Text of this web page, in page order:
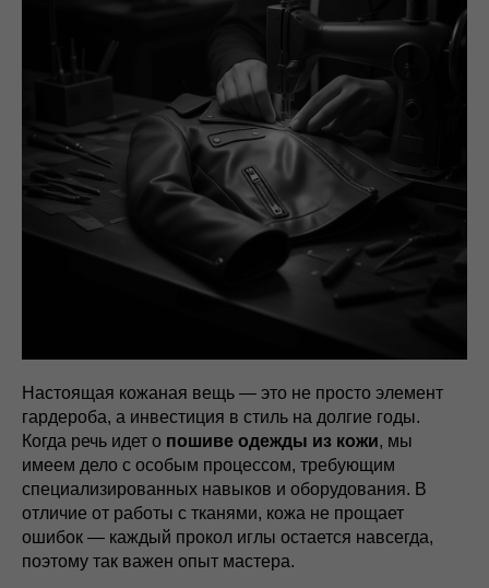
Настоящая кожаная вещь — это не просто элемент
гардероба, а инвестиция в стиль на долгие годы.
Когда речь идет о пошиве одежды из кожи, мы
имеем дело с особым процессом, требующим
специализированных навыков и оборудования. В
отличие от работы с тканями, кожа не прощает
ошибок — каждый прокол иглы остается навсегда,
поэтому так важен опыт мастера.